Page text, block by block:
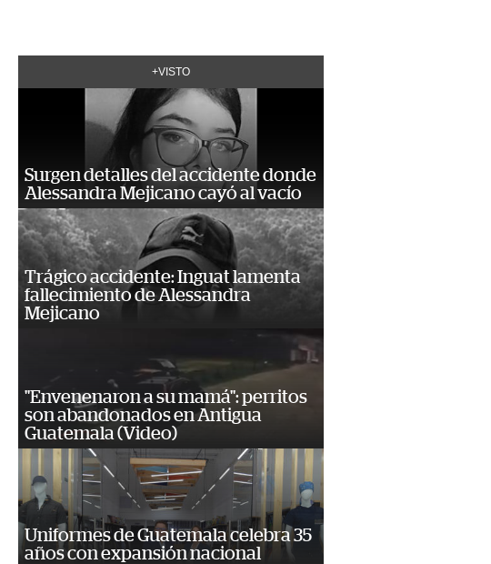
+VISTO
Surgen detalles del accidente donde
Alessandra Mejicano cayó al vacío
Trágico accidente: Inguat lamenta
fallecimiento de Alessandra
Mejicano
"Envenenaron a su mamá": perritos
son abandonados en Antigua
Guatemala (Video)
Uniformes de Guatemala celebra 35
años con expansión nacional